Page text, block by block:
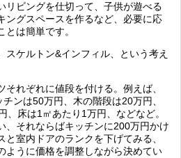
リビングを仕切って、子供が遊べる
ングスペースを作るなど、必要に応
とは簡単です。
スケルトン&インフィル、という考え
れぞれに値段を付ける。例えば、
ンは50万円、木の階段は20万円、
、床は1㎡あたり1万円、などなど。
、それならばキッチンに200万円かけ
室内ドアのランクを下げてみる、
うに価格を調整しながら決めてい